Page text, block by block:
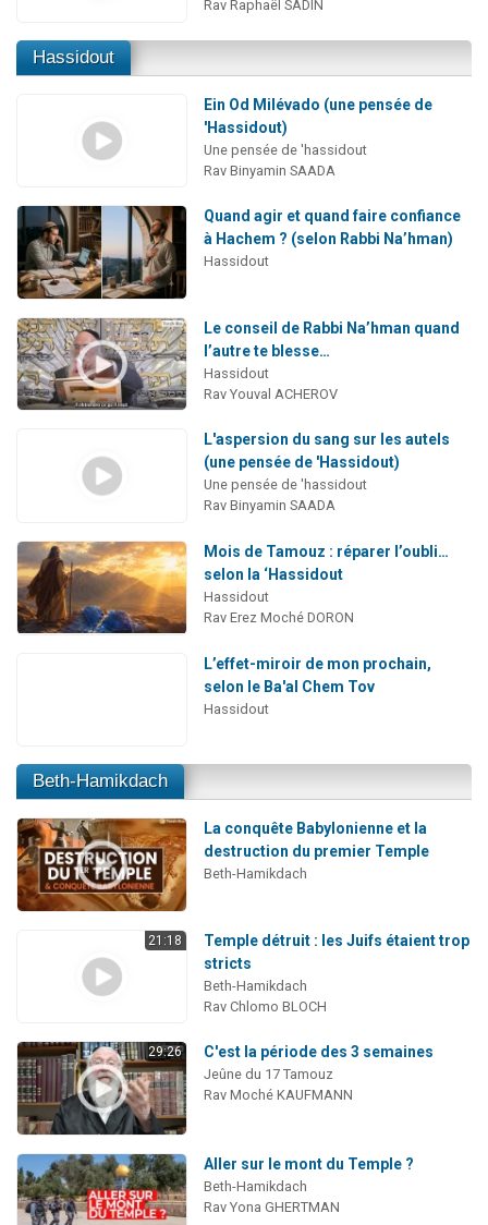
Rav Raphaël SADIN
Hassidout
Ein Od Milévado (une pensée de
'Hassidout)
Une pensée de 'hassidout
Rav Binyamin SAADA
Quand agir et quand faire confiance
à Hachem ? (selon Rabbi Na’hman)
Hassidout
Le conseil de Rabbi Na’hman quand
l’autre te blesse…
Hassidout
Rav Youval ACHEROV
L'aspersion du sang sur les autels
(une pensée de 'Hassidout)
Une pensée de 'hassidout
Rav Binyamin SAADA
Mois de Tamouz : réparer l’oubli…
selon la ‘Hassidout
Hassidout
Rav Erez Moché DORON
L’effet-miroir de mon prochain,
selon le Ba'al Chem Tov
Hassidout
Beth-Hamikdach
La conquête Babylonienne et la
destruction du premier Temple
Beth-Hamikdach
21:18
Temple détruit : les Juifs étaient trop
stricts
Beth-Hamikdach
Rav Chlomo BLOCH
29:26 C'est la période des 3 semaines
Jeûne du 17 Tamouz
Rav Moché KAUFMANN
Aller sur le mont du Temple ?
Beth-Hamikdach
Rav Yona GHERTMAN